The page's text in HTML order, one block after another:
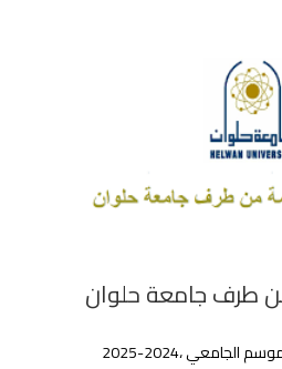
طرف جامعة حلوان
،2024-2025